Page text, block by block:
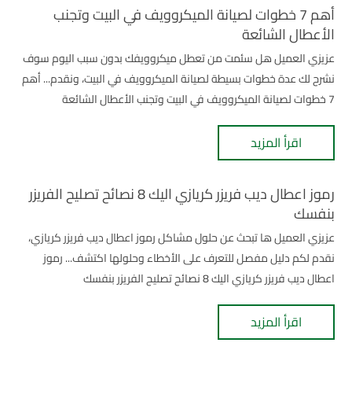
أهم 7 خطوات لصيانة الميكروويف في البيت وتجنب
الأعطال الشائعة
عزيزي العميل هل سئمت من تعطل ميكروويفك بدون سبب اليوم سوف
نشرح لك عدة خطوات بسيطة لصيانة الميكروويف في البيت، ونقدم... أهم
7 خطوات لصيانة الميكروويف في البيت وتجنب الأعطال الشائعة
اقرأ المزيد
رموز اعطال ديب فريزر كريازي اليك 8 نصائح تصليح الفريزر
بنفسك
عزيزي العميل ها تبحث عن حلول مشاكل رموز اعطال ديب فريزر كريازي،
نقدم لكم دليل مفصل للتعرف على الأخطاء وحلولها اكتشف... رموز
اعطال ديب فريزر كريازي اليك 8 نصائح تصليح الفريزر بنفسك
اقرأ المزيد